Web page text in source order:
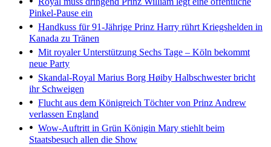
Pinkel-Pause ein
Handkuss für 91-Jährige Prinz Harry rührt Kriegshelden in
Kanada zu Tränen
Mit royaler Unterstützung Sechs Tage – Köln bekommt
neue Party
Skandal-Royal Marius Borg Høiby Halbschwester bricht
ihr Schweigen
Flucht aus dem Königreich Töchter von Prinz Andrew
verlassen England
Wow-Auftritt in Grün Königin Mary stiehlt beim
Staatsbesuch allen die Show